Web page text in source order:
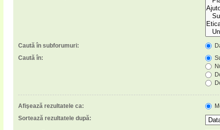
Caută în subforumuri:
Caută în:
Afişează rezultatele ca:
Sortează rezultatele după: